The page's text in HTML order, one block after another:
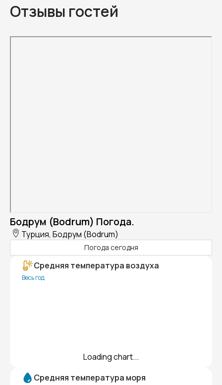
Отзывы гостей
Бодрум (Bodrum) Погода.
Турция, Бодрум (Bodrum)
Погода сегодня
Средняя температура воздуха
Весь год
Loading chart...
Средняя температура моря